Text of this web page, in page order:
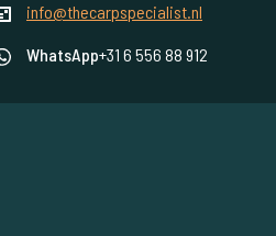
info@thecarpspecialist.nl
WhatsApp+31 6 556 88 912